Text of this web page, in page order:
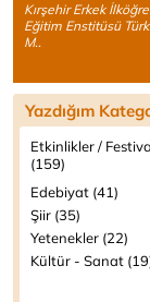
Kırşehir Erkek
Eğitim Enstitüsü
M..
Yazdığım
Etkinlikler /
(159)
Edebiyat (41)
Şiir (35)
Yetenekler (22)
Kültür - Sanat